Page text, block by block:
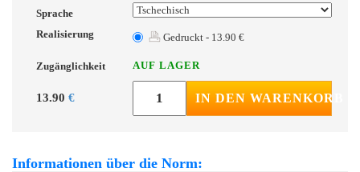
Sprache
Realisierung
Gedruckt - 13.90 €
Zugänglichkeit AUF LAGER
13.90 € IN DEN WARENKORB
Informationen über die Norm: